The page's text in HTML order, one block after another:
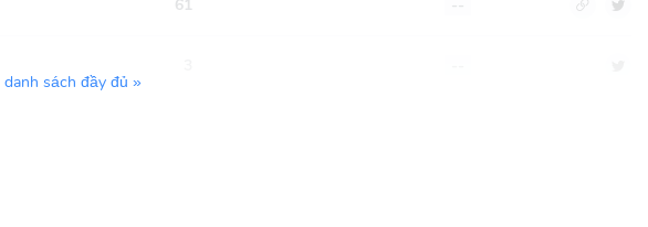
danh sách đầy đủ »
61 --